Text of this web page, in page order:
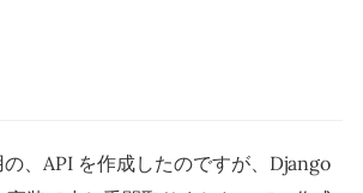
、API を作成したのですが、Django